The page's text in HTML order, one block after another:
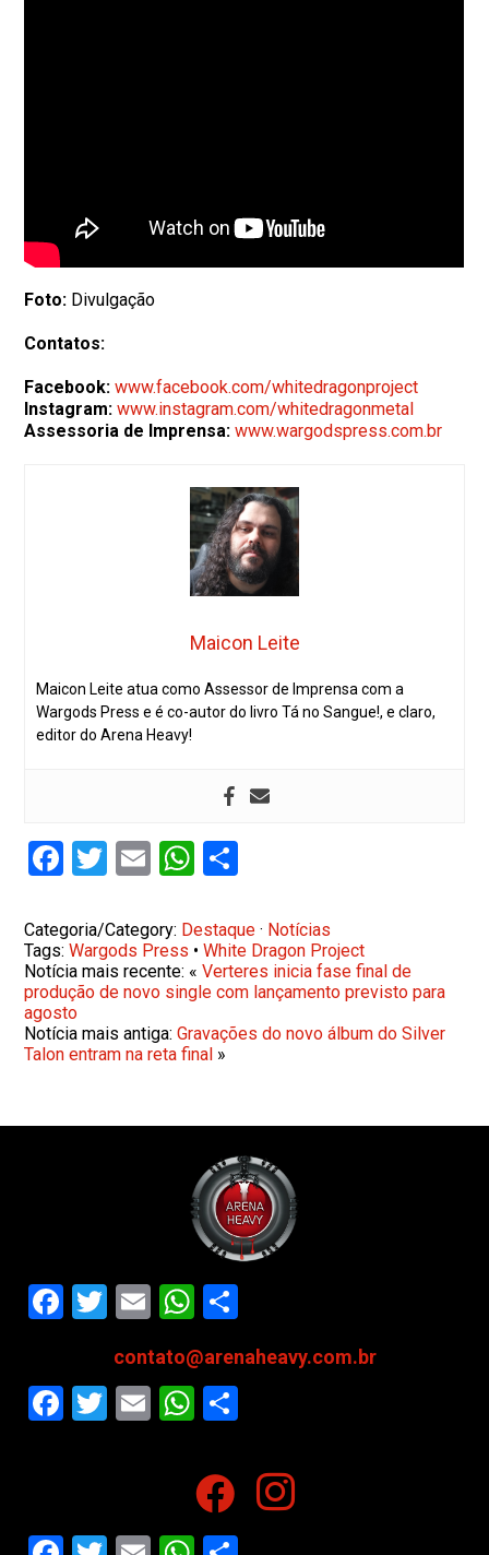
Foto: Divulgação
Contatos:
Facebook:www.facebook.com/whitedragonproject
Instagram:www.instagram.com/whitedragonmetal
Assessoria de Imprensa:www.wargodspress.com.br
Maicon Leite
Maicon Leite atua como Assessor de Imprensa com a
Wargods Press e é co-autor do livro Tá no Sangue!, e claro,
editor do Arena Heavy!
Facebook
Twitter
EmailWhatsApp
Categoria/Category: Destaque · Notícias
Tags:Wargods Press •White Dragon Project
Notícia mais recente: «Verteres inicia fase final de
produção de novo single com lançamento previsto para
agosto
Notícia mais antiga:Gravações do novo álbum do Silver
Talon entram na reta final »
Facebook
Twitter
EmailWhatsApp
contato@arenaheavy.com.br
Facebook
Twitter
EmailWhatsApp